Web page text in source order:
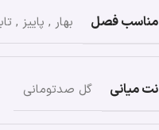
مناسب فصل بهار , پاییز ,
نت میانی گل صدتومانی